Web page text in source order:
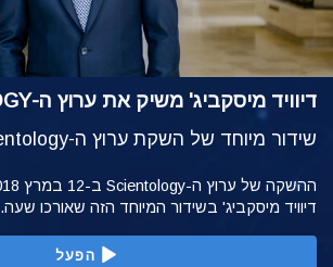
דיוויד מיסקביג' משיק את ערוץ ה-SCIENTOLOGY
שידור מיוחד של השקת ערוץ ה-Scientology
דיוויד מיסקביג' בשידור המיוחד הזה שאורכו שעה.
הפעל